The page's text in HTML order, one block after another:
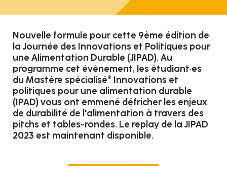
Nouvelle formule pour cette 9ème édition de
la Journée des Innovations et Politiques pour
une Alimentation Durable (JIPAD). Au
programme cet événement, les étudiant·es
du Mastère spécialisé® Innovations et
politiques pour une alimentation durable
(IPAD) vous ont emmené défricher les enjeux
de durabilité de l'alimentation à travers des
pitchs et tables-rondes. Le replay de la JIPAD
2023 est maintenant disponible.